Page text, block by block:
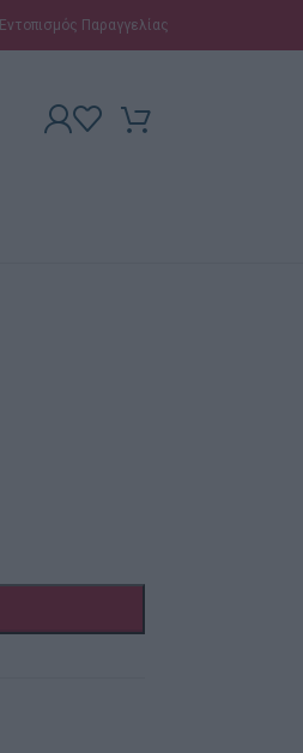
Εντοπισμός Παραγγελίας